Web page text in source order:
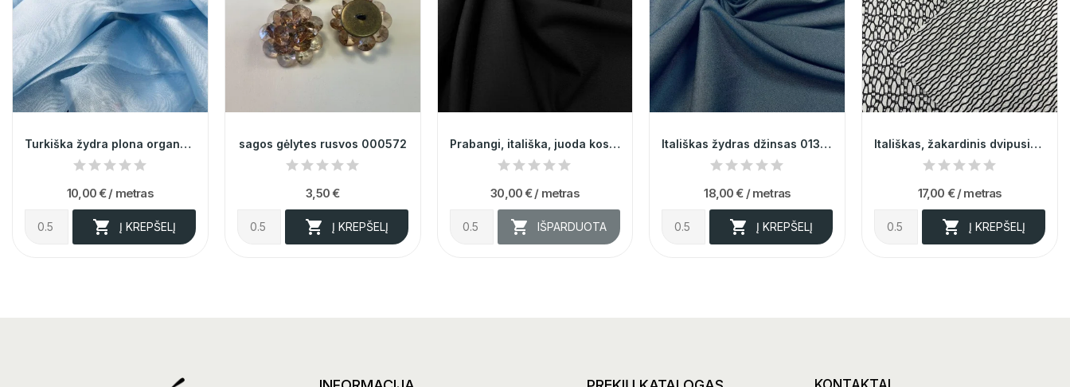
Turkiška žydra plona organza 014116
10,00 €/ metras
 Į KREPŠELĮ
sagos gėlytes rusvos 000572
3,50 €
 Į KREPŠELĮ
Prabangi, itališka, juoda kostiuminė vilna su...
30,00 €/ metras
 IŠPARDUOTA
Itališkas žydras džinsas 013945
18,00 € / metras
 Į KREPŠELĮ
Itališkas, žakardinis dvipusis trikotažas 014170
17,00 € / metras
 Į KREPŠELĮ